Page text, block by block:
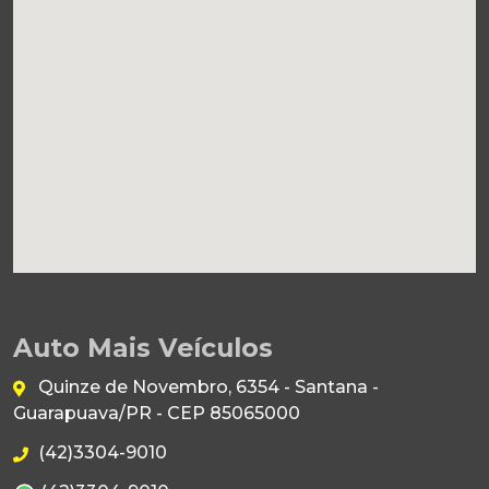
Auto Mais Veículos
Quinze de Novembro, 6354 - Santana -
Guarapuava/PR - CEP 85065000
(42)3304-9010